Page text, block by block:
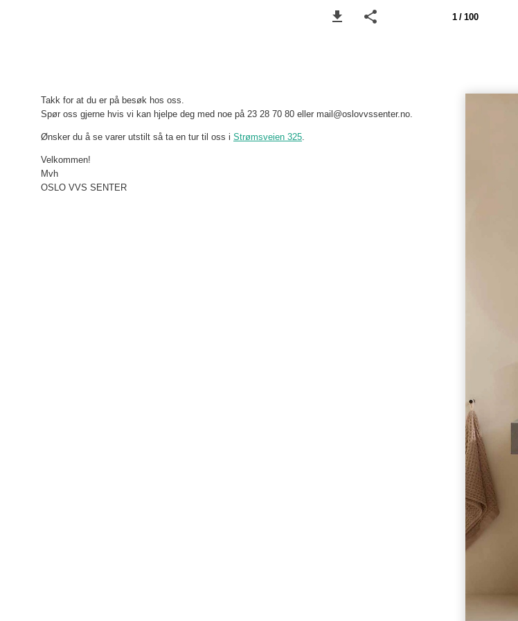
1 / 100
Takk for at du er på besøk hos oss.
Spør oss gjerne hvis vi kan hjelpe deg med noe på 23 28 70 80 eller mail@oslovvssenter.no.
Ønsker du å se varer utstilt så ta en tur til oss i Strømsveien 325
Velkommen!
Mvh
OSLO VVS SENTER